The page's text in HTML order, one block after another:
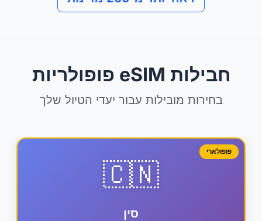
חבילות eSIM פופולריות
בחירות מובילות עבור יעדי הטיול שלך
פופולארי
🇨🇳
סין